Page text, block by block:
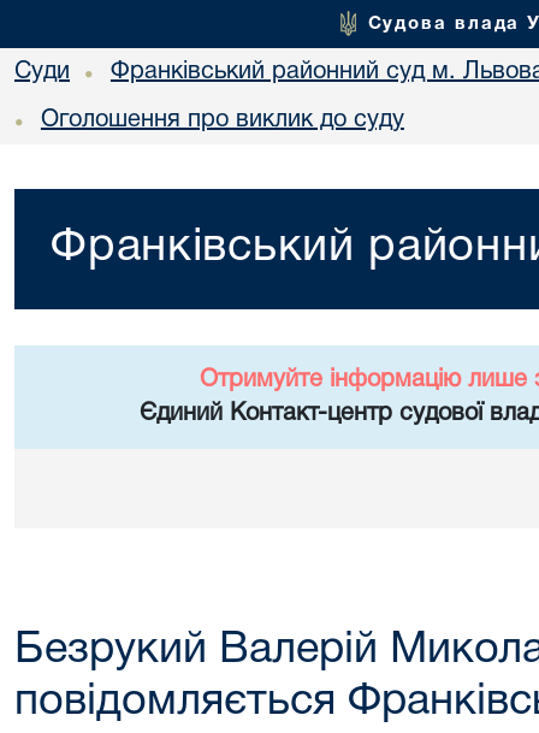
Судова влада
Суди • Франківський районний суд м.
• Оголошення про виклик до суду
Франківський
Отримуйте інформацію лише
Єдиний Контакт-центр судової
Безрукий Валерій
повідомляється